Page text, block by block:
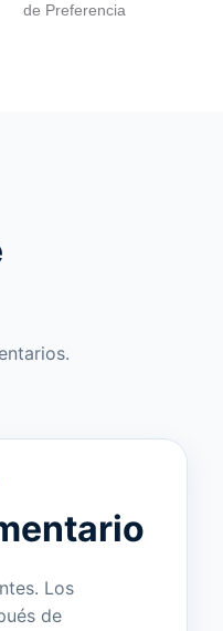
de Preferencia
Los
de